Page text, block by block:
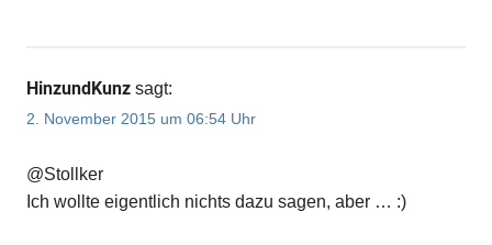
HinzundKunz sagt:
2. November 2015 um 06:54 Uhr
@Stollker
Ich wollte eigentlich nichts dazu sagen, aber … :)